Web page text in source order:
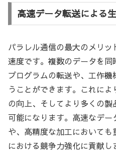
高速データ転送による
パラレル通信の最大のメリ
速度です。複数のデータを
プログラムの転送や、工作
うことができます。これに
の向上、そしてより多くの
可能になります。高速なデ
や、高精度な加工において
における競争力強化に貢献